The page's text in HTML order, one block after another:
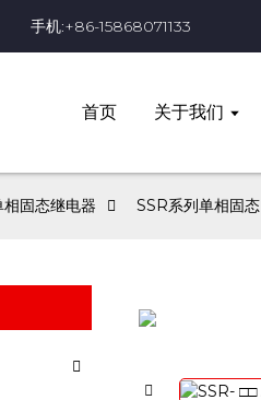
手机:+86-15868071133
首页 关于我们
相固态继电器 SSR系列单相固态